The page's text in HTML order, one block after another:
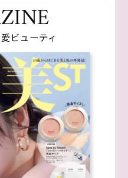
ビューティ